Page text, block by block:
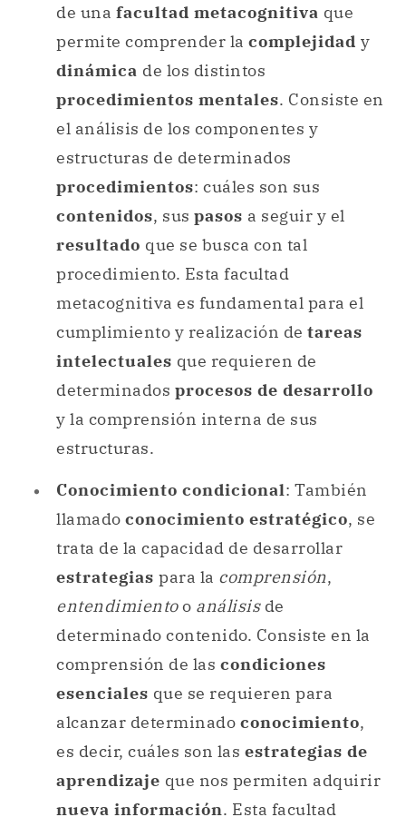
de una facultad metacognitiva que
permite comprender la complejidad y
dinámica de los distintos
procedimientos mentales. Consiste en
el análisis de los componentes y
estructuras de determinados
procedimientos: cuáles son sus
contenidos, sus pasos a seguir y el
resultado que se busca con tal
procedimiento. Esta facultad
metacognitiva es fundamental para el
cumplimiento y realización de tareas
intelectuales que requieren de
determinados procesos de desarrollo
y la comprensión interna de sus
estructuras.
Conocimiento condicional: También
llamado conocimiento estratégico, se
trata de la capacidad de desarrollar
estrategias para la comprensión,
entendimientoo análisis de
determinado contenido. Consiste en la
comprensión de las condiciones
esenciales que se requieren para
alcanzar determinado conocimiento,
es decir, cuáles son las estrategias de
aprendizaje que nos permiten adquirir
nueva información. Esta facultad